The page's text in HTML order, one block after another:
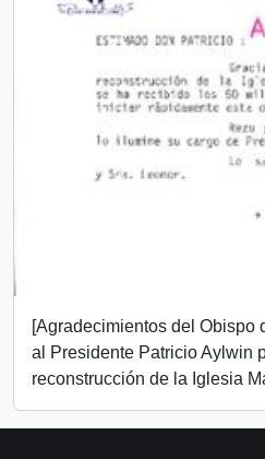
[Agradecimientos del Obispo
al Presidente Patricio Aylwin
reconstrucción de la Iglesia